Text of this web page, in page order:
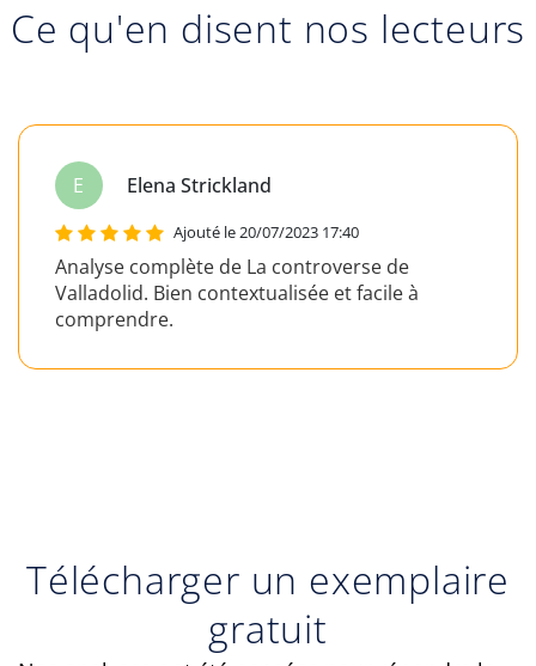
Ce qu'en disent nos lecteurs
l lou CAMARA
Ajouté le 20/07/2023 17:40
Analyse bien détaillée de Jacques le fataliste.
Merci !
Télécharger un exemplaire
gratuit